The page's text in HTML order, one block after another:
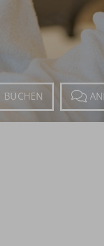
Buchen Anfragen